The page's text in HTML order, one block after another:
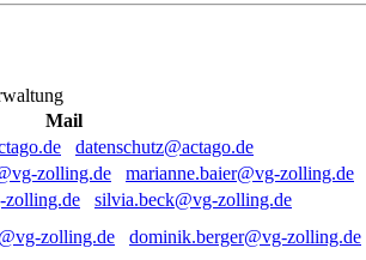
Mail
datenschutz@actago.de
marianne.baier@vg-zolling.de
silvia.beck@vg-zolling.de
dominik.berger@vg-zolling.de